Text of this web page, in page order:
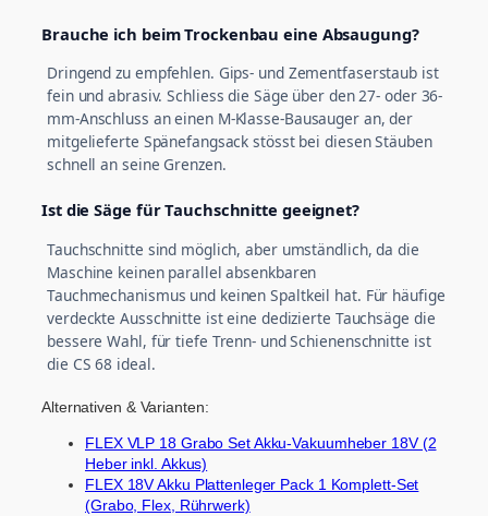
Brauche ich beim Trockenbau eine Absaugung?
Dringend zu empfehlen. Gips- und Zementfaserstaub ist
fein und abrasiv. Schliess die Säge über den 27- oder 36-
mm-Anschluss an einen M-Klasse-Bausauger an, der
mitgelieferte Spänefangsack stösst bei diesen Stäuben
schnell an seine Grenzen.
Ist die Säge für Tauchschnitte geeignet?
Tauchschnitte sind möglich, aber umständlich, da die
Maschine keinen parallel absenkbaren
Tauchmechanismus und keinen Spaltkeil hat. Für häufige
verdeckte Ausschnitte ist eine dedizierte Tauchsäge die
bessere Wahl, für tiefe Trenn- und Schienenschnitte ist
die CS 68 ideal.
Alternativen & Varianten:
FLEX VLP 18 Grabo Set Akku-Vakuumheber 18V (2
Heber inkl. Akkus)
FLEX 18V Akku Plattenleger Pack 1 Komplett-Set
(Grabo, Flex, Rührwerk)